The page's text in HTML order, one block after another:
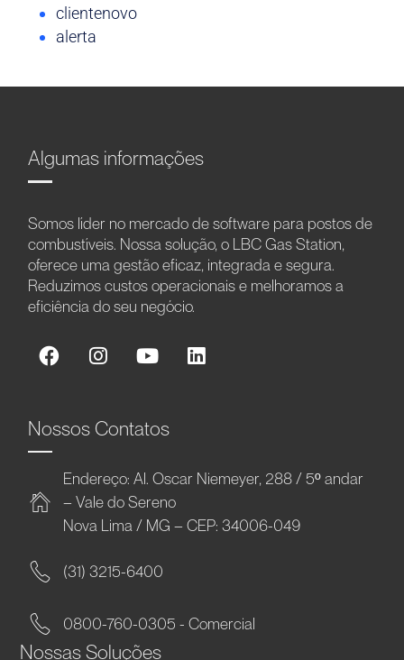
clientenovo
alerta
Algumas informações
Somos líder no mercado de software para postos de
combustíveis. Nossa solução, o LBC Gas Station,
oferece uma gestão eficaz, integrada e segura.
Reduzimos custos operacionais e melhoramos a
eficiência do seu negócio.
Nossos Contatos
Endereço: Al. Oscar Niemeyer, 288 / 5º andar
– Vale do Sereno
Nova Lima / MG – CEP: 34006-049
(31) 3215-6400
0800-760-0305 - Comercial
Nossas Soluções